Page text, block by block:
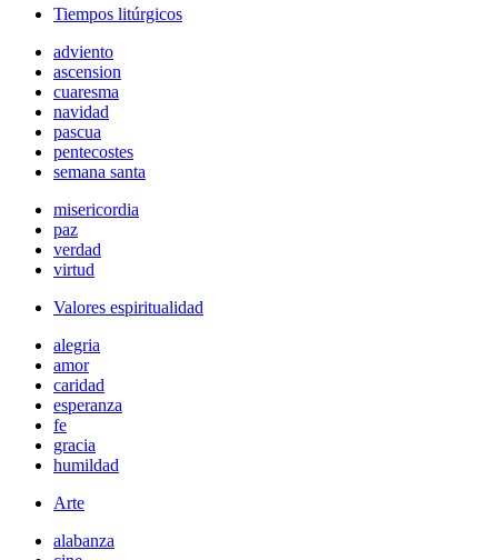
Tiempos litúrgicos
adviento
ascension
cuaresma
navidad
pascua
pentecostes
semana santa
misericordia
paz
verdad
virtud
Valores espiritualidad
alegria
amor
caridad
esperanza
fe
gracia
humildad
Arte
alabanza